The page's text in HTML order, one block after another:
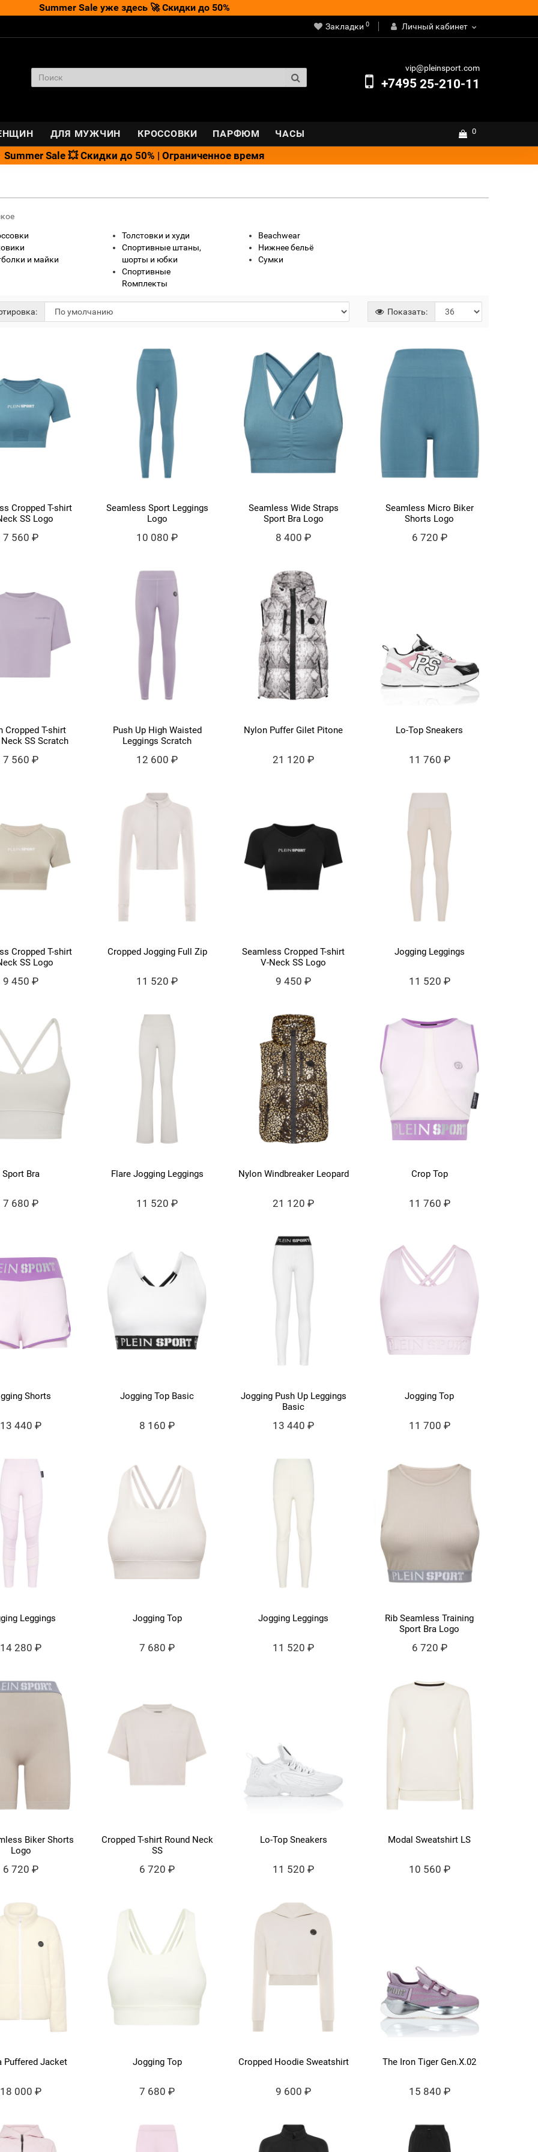
Summer Sale уже здесь 🚀 Скидки до 50%
Закладки 0 Личный кабинет
vip@pleinsport.com
+749525-210-11
ДЛЯ МУЖЧИН КРОССОВКИ ПАРФЮМ ЧАСЫ 0
Summer Sale 💥 Скидки до 50% | Ограниченное время
и майки
Толстовки и худи
Спортивные штаны,
шорты и юбки
Cпортивные
Rомплекты
Beachwear
Нижнее бельё
Сумки
Показать:
Cropped T-shirt
SS Logo
7 560 ₽
Seamless Sport Leggings
Logo
10 080 ₽
Seamless Wide Straps
Sport Bra Logo
8 400 ₽
Seamless Micro Biker
Shorts Logo
6 720 ₽
Cropped T-shirt
SS Scratch
7 560 ₽
Push Up High Waisted
Leggings Scratch
12 600 ₽
Nylon Puffer Gilet Pitone
21 120 ₽
Lo-Top Sneakers
11 760 ₽
Cropped T-shirt
SS Logo
9 450 ₽
Cropped Jogging Full Zip
11 520 ₽
Seamless Cropped T-shirt
V-Neck SS Logo
9 450 ₽
Jogging Leggings
11 520 ₽
Sport Bra
7 680 ₽
Flare Jogging Leggings
11 520 ₽
Nylon Windbreaker Leopard
21 120 ₽
Crop Top
11 760 ₽
Shorts
13 440 ₽
Jogging Top Basic
8 160 ₽
Jogging Push Up Leggings
Basic
13 440 ₽
Jogging Top
11 700 ₽
Leggings
14 280 ₽
Jogging Top
7 680 ₽
Jogging Leggings
11 520 ₽
Rib Seamless Training
Sport Bra Logo
6 720 ₽
Biker Shorts
Logo
6 720 ₽
Cropped T-shirt Round Neck
SS
6 720 ₽
Lo-Top Sneakers
11 520 ₽
Modal Sweatshirt LS
10 560 ₽
Puffered Jacket
18 000 ₽
Jogging Top
7 680 ₽
Cropped Hoodie Sweatshirt
9 600 ₽
The Iron Tiger Gen.X.02
15 840 ₽